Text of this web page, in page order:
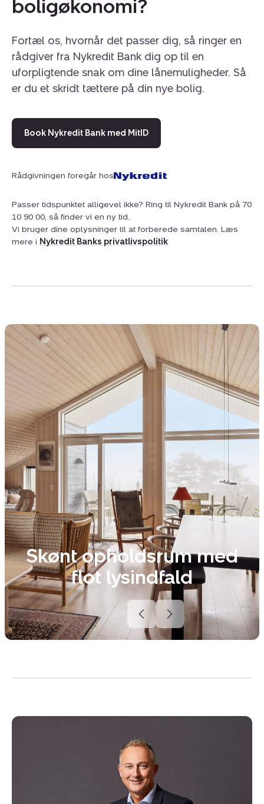
boligøkonomi?
Fortæl os, hvornår det passer dig, så ringer en
rådgiver fra Nykredit Bank dig op til en
uforpligtende snak om dine lånemuligheder. Så
er du et skridt tættere på din nye bolig.
Book Nykredit Bank med MitID
Rådgivningen foregår hos
Passer tidspunktet alligevel ikke? Ring til Nykredit Bank på 70
10 90 00, så finder vi en ny tid.
Vi bruger dine oplysninger til at forberede samtalen. Læs
mere i Nykredit Banks privatlivspolitik
Skønt opholdsrum med
flot lysindfald